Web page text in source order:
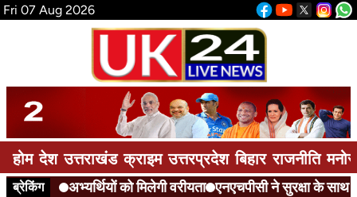
Fri 07 Aug 2026
होम देश उत्तराखंड क्राइम उत्तरप्रदेश बिहार राजनीति
ब्रेकिंग अभ्यर्थियों को मिलेगी वरीयता एनएचपीसी ने सुरक्षा के साथ दी